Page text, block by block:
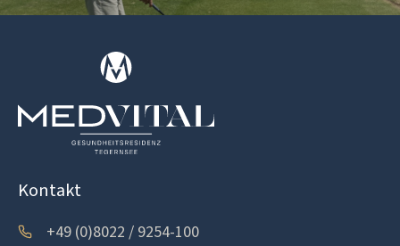
Kontakt
+49 (0)8022 / 9254-100